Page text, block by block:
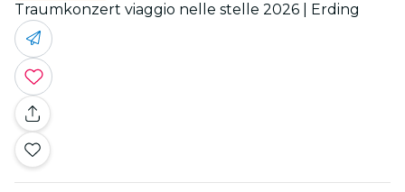
Traumkonzert viaggio nelle stelle 2026 | Erding